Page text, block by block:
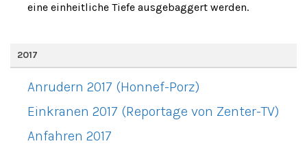
eine einheitliche Tiefe ausgebaggert werden.
2017
Anrudern 2017 (Honnef-Porz)
Einkranen 2017 (Reportage von Zenter-TV)
Anfahren 2017